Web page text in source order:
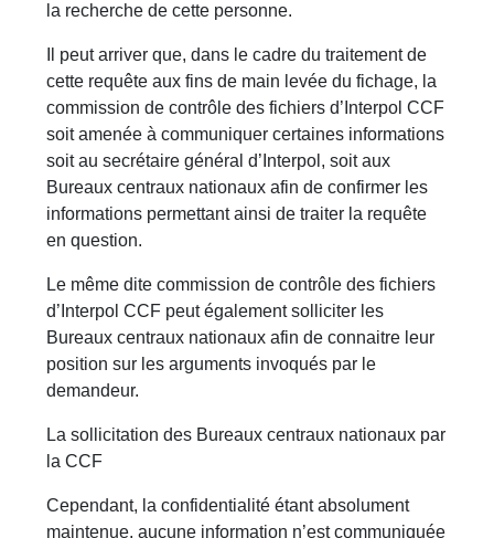
la recherche de cette personne.
Il peut arriver que, dans le cadre du traitement de
cette requête aux fins de main levée du fichage, la
commission de contrôle des fichiers d’Interpol CCF
soit amenée à communiquer certaines informations
soit au secrétaire général d’Interpol, soit aux
Bureaux centraux nationaux afin de confirmer les
informations permettant ainsi de traiter la requête
en question.
Le même dite commission de contrôle des fichiers
d’Interpol CCF peut également solliciter les
Bureaux centraux nationaux afin de connaitre leur
position sur les arguments invoqués par le
demandeur.
La sollicitation des Bureaux centraux nationaux par
la CCF
Cependant, la confidentialité étant absolument
maintenue, aucune information n’est communiquée